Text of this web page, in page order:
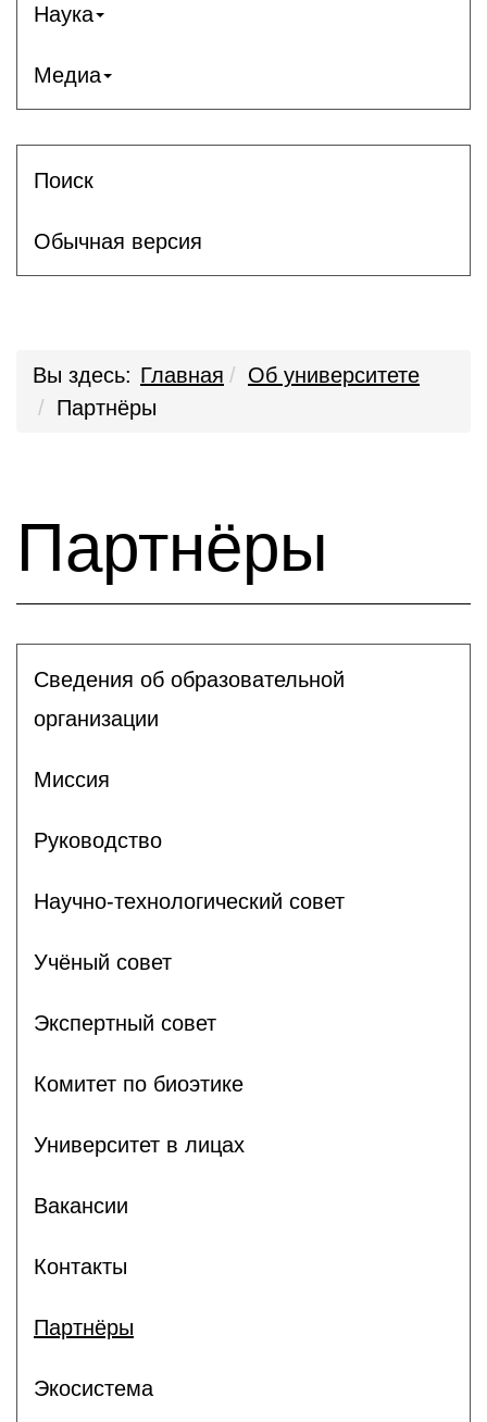
Наука
Медиа
Поиск
Обычная версия
Вы здесь: Главная
Об университете
Партнёры
Партнёры
Сведения об образовательной
организации
Миссия
Руководство
Научно-технологический совет
Учёный совет
Экспертный совет
Комитет по биоэтике
Университет в лицах
Вакансии
Контакты
Партнёры
Экосистема